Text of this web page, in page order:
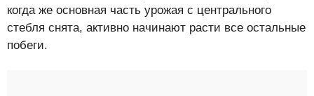
когда же основная часть урожая с центрального
стебля снята, активно начинают расти все остальные
побеги.